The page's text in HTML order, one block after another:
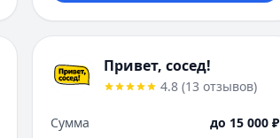
Привет, сосед!
4.8 (13 отзывов)
Сумма
до 15 000 ₽